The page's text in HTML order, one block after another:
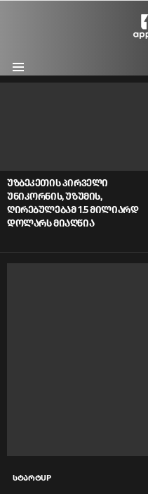
Menu
ᲣᲖᲑᲔᲙᲔᲗᲘᲡ ᲞᲘᲠᲕᲔᲚᲘ
ᲣᲜᲘᲙᲝᲠᲜᲘᲡ, ᲣᲖᲣᲛᲘᲡ,
ᲦᲘᲠᲔᲑᲣᲚᲔᲑᲐᲛ 1.5 ᲛᲘᲚᲘᲐᲠᲓ
ᲓᲝᲚᲐᲠᲡ ᲛᲘᲐᲦᲬᲘᲐ
სტარტUP